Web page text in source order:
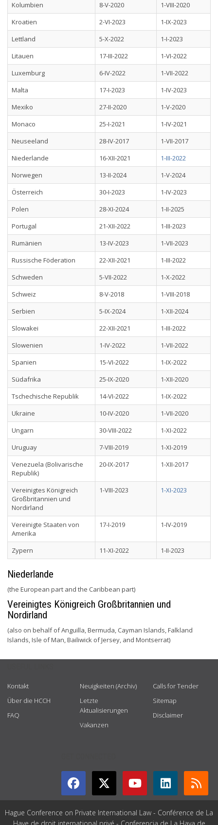
Kolumbien
8-V-2020
1-VIII-2020
Kroatien
2-VI-2023
1-IX-2023
Lettland
5-X-2022
1-I-2023
Litauen
17-III-2022
1-VI-2022
Luxemburg
6-IV-2022
1-VII-2022
Malta
17-I-2023
1-IV-2023
Mexiko
27-II-2020
1-V-2020
Monaco
25-I-2021
1-IV-2021
Neuseeland
28-IV-2017
1-VII-2017
Niederlande
16-XII-2021
1-III-2022
Norwegen
13-II-2024
1-V-2024
Österreich
30-I-2023
1-IV-2023
Polen
28-XI-2024
1-II-2025
Portugal
21-XII-2022
1-III-2023
Rumänien
13-IV-2023
1-VII-2023
Russische Föderation
22-XII-2021
1-III-2022
Schweden
5-VII-2022
1-X-2022
Schweiz
8-V-2018
1-VIII-2018
Serbien
5-IX-2024
1-XII-2024
Slowakei
22-XII-2021
1-III-2022
Slowenien
1-IV-2022
1-VII-2022
Spanien
15-VI-2022
1-IX-2022
Südafrika
25-IX-2020
1-XII-2020
Tschechische Republik
14-VI-2022
1-IX-2022
Ukraine
10-IV-2020
1-VII-2020
Ungarn
30-VIII-2022
1-XI-2022
Uruguay
7-VIII-2019
1-XI-2019
Venezuela (Bolivarische
Republik)
20-IX-2017 1-XII-2017
Vereinigtes Königreich
Großbritannien und
Nordirland
1-VIII-2023 1-XI-2023
Vereinigte Staaten von
Amerika
17-I-2019 1-IV-2019
Zypern 11-XI-2022 1-II-2023
Niederlande
(the European part and the Caribbean part)
Vereinigtes Königreich Großbritannien und
Nordirland
(also on behalf of Anguilla, Bermuda, Cayman Islands, Falkland
Islands, Isle of Man, Bailiwick of Jersey, and Montserrat)
Kontakt
Über die HCCH
FAQ
Neuigkeiten (Archiv)
Letzte
Aktualisierungen
Vakanzen
Calls for Tender
Sitemap
Disclaimer
Hague Conference on Private International Law - Conférence de La